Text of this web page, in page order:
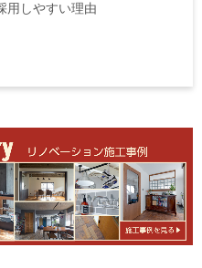
用しやすい理由